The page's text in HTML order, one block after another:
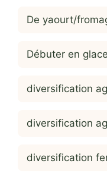
De yaourt/
Débuter en
diversification
diversification
diversification